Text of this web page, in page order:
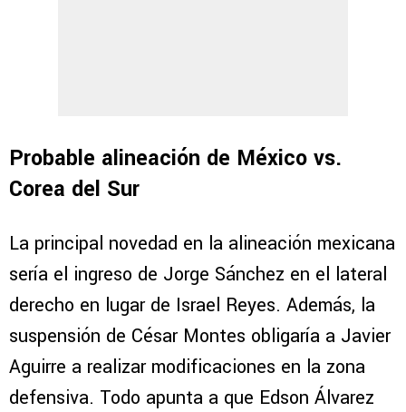
Probable alineación de México vs.
Corea del Sur
La principal novedad en la alineación mexicana
sería el ingreso de Jorge Sánchez en el lateral
derecho en lugar de Israel Reyes. Además, la
suspensión de César Montes obligaría a Javier
Aguirre a realizar modificaciones en la zona
defensiva. Todo apunta a que Edson Álvarez